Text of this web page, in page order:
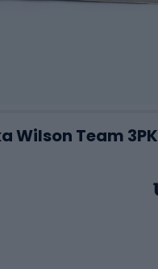
Wilson Team 3PK